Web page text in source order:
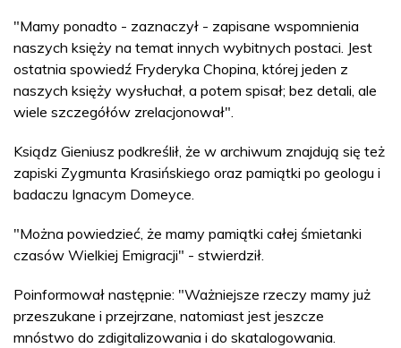
"Mamy ponadto - zaznaczył - zapisane wspomnienia
naszych księży na temat innych wybitnych postaci. Jest
ostatnia spowiedź Fryderyka Chopina, której jeden z
naszych księży wysłuchał, a potem spisał; bez detali, ale
wiele szczegółów zrelacjonował".
Ksiądz Gieniusz podkreślił, że w archiwum znajdują się też
zapiski Zygmunta Krasińskiego oraz pamiątki po geologu i
badaczu Ignacym Domeyce.
"Można powiedzieć, że mamy pamiątki całej śmietanki
czasów Wielkiej Emigracji" - stwierdził.
Poinformował następnie: "Ważniejsze rzeczy mamy już
przeszukane i przejrzane, natomiast jest jeszcze
mnóstwo do zdigitalizowania i do skatalogowania.